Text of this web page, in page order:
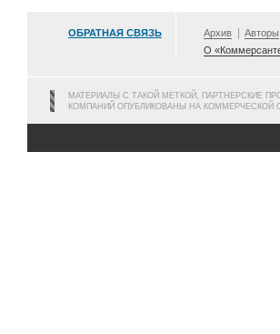
ОБРАТНАЯ СВЯЗЬ Архив Авторы
О
МАТЕРИАЛЫ С ТАКОЙ МЕТКОЙ, ПАРТНЕРСКИЕ
КОМПАНИЙ ОПУБЛИКОВАНЫ НА КОММЕРЧЕСКОЙ